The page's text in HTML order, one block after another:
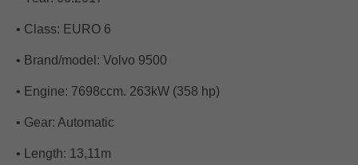
• Class: EURO 6
• Brand/model: Volvo 9500
• Engine: 7698ccm. 263kW (358 hp)
• Gear: Automatic
• Length: 13,11m